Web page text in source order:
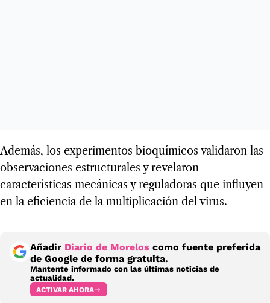
Además, los experimentos bioquímicos validaron las
observaciones estructurales y revelaron
características mecánicas y reguladoras que influyen
en la eficiencia de la multiplicación del virus.
Añadir Diario de Morelos como fuente preferida
de Google de forma gratuita.
Mantente informado con las últimas noticias de
actualidad.
ACTIVAR AHORA